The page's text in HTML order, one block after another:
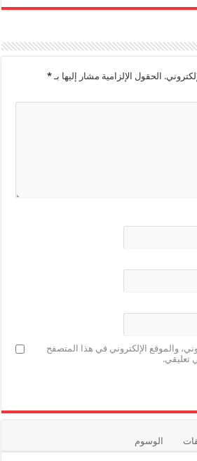
الحقول الإلزامية مشار إليها بـ*
والموقع الإلكتروني في هذا المتصفح
تعليقي.
الوسوم